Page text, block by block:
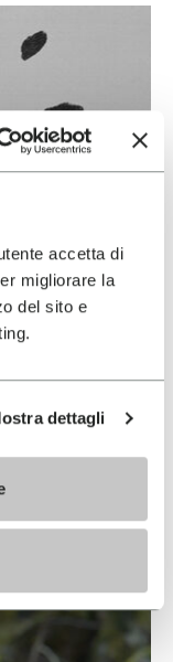
accetta di
migliorare la
del sito e
dettagli